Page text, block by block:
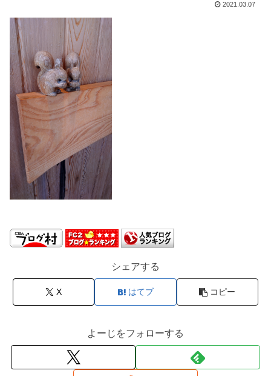
2021.03.07
シェアする
X はてブ コピー
よーじをフォローする